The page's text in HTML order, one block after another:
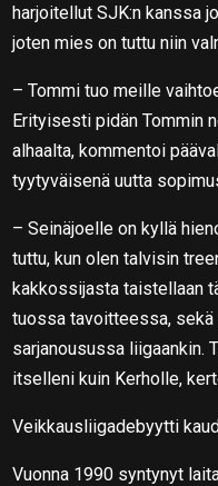
harjoitellut SJK:n kanssa
joten mies on tuttu niin
– Tommi tuo meille
Erityisesti pidän Tommin
alhaalta, kommentoi
tyytyväisenä uutta
– Seinäjoelle on kyllä
tuttu, kun olen talvisin
kakkossijasta taistellaan
tuossa tavoitteessa,
sarjanousussa liigaankin.
itselleni kuin Kerholle,
Veikkausliigadebyytti
Vuonna 1990 syntynyt